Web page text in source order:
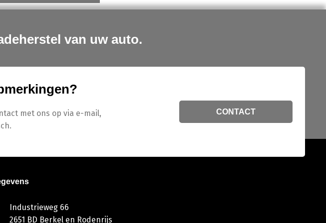
van uw auto.
met ons op via e-mail,
CONTACT
Industrieweg 66
2651 BD Berkel en Rodenrijs